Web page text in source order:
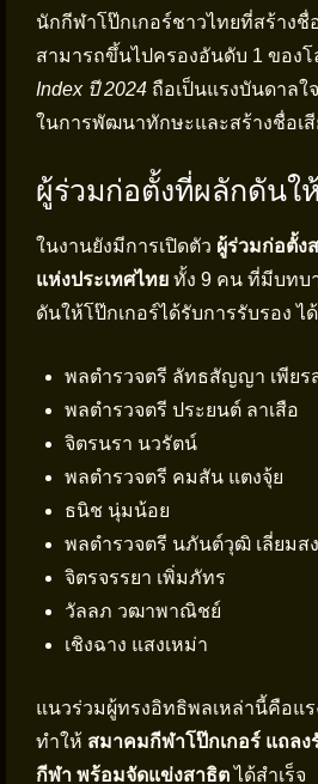
นักกีฬาโป๊กเกอร์ชาวไทยที่สร้างชื่
สามารถขึ้นไปครองอันดับ 1 ของโ
Index ปี 2024 ถือเป็นแรงบันดาล
ในการพัฒนาทักษะและสร้างชื่อเสี
ผู้ร่วมก่อตั้งที่ผลักดันใ
ในงานยังมีการเปิดตัว ผู้ร่วมก่อตั้ง
แห่งประเทศไทย ทั้ง 9 คน ที่มีบทบ
ดันให้โป๊กเกอร์ได้รับการรับรอง ไ
พลตำรวจตรี ลัทธสัญญา เพียร
พลตำรวจตรี ประยนต์ ลาเสือ
จิตรนรา นวรัตน์
พลตำรวจตรี คมสัน แตงจุ้ย
ธนิช นุ่มน้อย
พลตำรวจตรี นภันต์วุฒิ เลี่ยมส
จิตรจรรยา เพิ่มภัทร
วัลลภ วฒาพาณิชย์
เชิงฉาง แสงเหม่า
แนวร่วมผู้ทรงอิทธิพลเหล่านี้คือแ
ทำให้ สมาคมกีฬาโป๊กเกอร์ แถลง
กีฬา พร้อมจัดแข่งสาธิตได้สำเร็จ